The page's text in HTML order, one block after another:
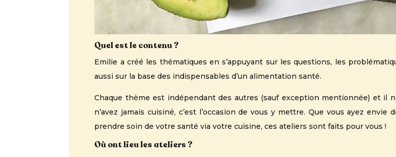
Quel est le contenu ?
Emilie a créé les thématiques en s’appuyant sur les questions, les
aussi sur la base des indispensables d’un alimentation santé.
Chaque thème est indépendant des autres (sauf exception mentionnée) et il
n’avez jamais cuisiné, c’est l’occasion de vous y mettre. Que vous ayez
prendre soin de votre santé via votre cuisine, ces ateliers sont faits pour vous !
Où ont lieu les ateliers ?